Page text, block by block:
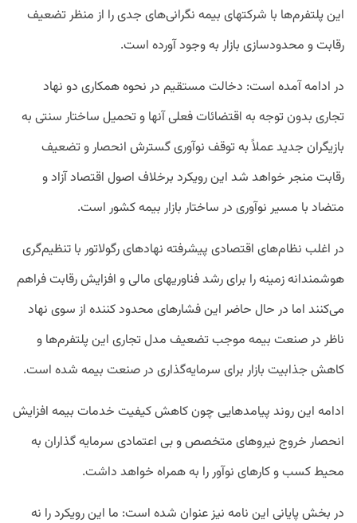
این پلتفرم‌ها با شرکتهای بیمه نگرانی‌های جدی را از منظر تضعیف
رقابت و محدودسازی بازار به وجود آورده است.
در ادامه آمده است: دخالت مستقیم در نحوه همکاری دو نهاد
تجاری بدون توجه به اقتضائات فعلی آنها و تحمیل ساختار سنتی به
بازیگران جدید عملاً به توقف نوآوری گسترش انحصار و تضعیف
رقابت منجر خواهد شد این رویکرد برخلاف اصول اقتصاد آزاد و
متضاد با مسیر نوآوری در ساختار بازار بیمه کشور است.
در اغلب نظام‌های اقتصادی پیشرفته نهادهای رگولاتور با تنظیم‌گری
هوشمندانه زمینه را برای رشد فناوریهای مالی و افزایش رقابت فراهم
می‌کنند اما در حال حاضر این فشارهای محدود کننده از سوی نهاد
ناظر در صنعت بیمه موجب تضعیف مدل تجاری این پلتفرم‌ها و
کاهش جذابیت بازار برای سرمایه‌گذاری در صنعت بیمه شده است.
ادامه این روند پیامدهایی چون کاهش کیفیت خدمات بیمه افزایش
انحصار خروج نیروهای متخصص و بی اعتمادی سرمایه گذاران به
محیط کسب و کارهای نوآور را به همراه خواهد داشت.
در بخش پایانی این نامه نیز عنوان شده است: ما این رویکرد را نه